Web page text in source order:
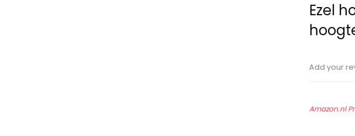
Ezel
Add your
Amazon.nl